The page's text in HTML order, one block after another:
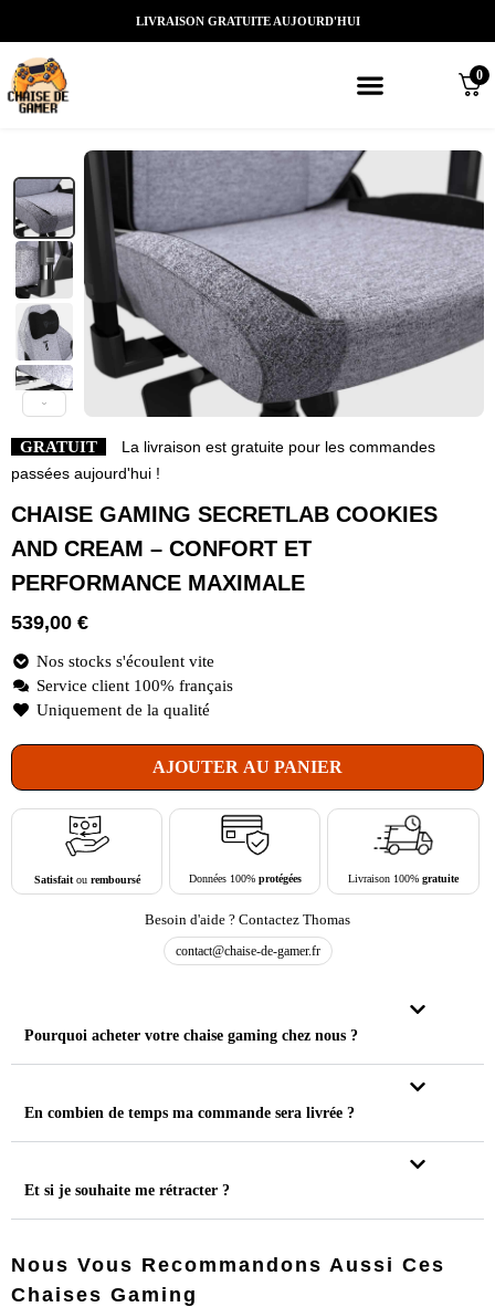
LIVRAISON GRATUITE AUJOURD'HUI
0
GRATUIT
La livraison est gratuite pour les commandes
passées aujourd'hui !
CHAISE GAMING SECRETLAB COOKIES
AND CREAM – CONFORT ET
PERFORMANCE MAXIMALE
539,00 €
Nos stocks s'écoulent vite
Service client 100% français
Uniquement de la qualité
AJOUTER AU PANIER
Satisfaitou remboursé Données 100% protégées Livraison 100%gratuite
Besoin d'aide ? Contactez Thomas
contact@chaise-de-gamer.fr
Pourquoi acheter votre chaise gaming chez nous ?
En combien de temps ma commande sera livrée ?
Et si je souhaite me rétracter ?
Nous Vous Recommandons Aussi Ces
Chaises Gaming